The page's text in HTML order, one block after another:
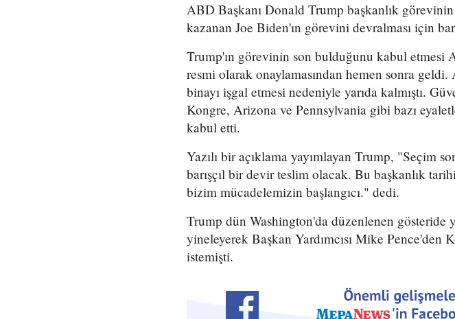
ABD Başkanı Donald Trump başkanlık
kazanan Joe Biden'ın görevini devralması için
Trump'ın görevinin son bulduğunu kabul
resmi olarak onaylamasından hemen sonra
binayı işgal etmesi nedeniyle yarıda kalmıştı.
Kongre, Arizona ve Pennsylvania gibi bazı
kabul etti.
Yazılı bir açıklama yayımlayan Trump, "Seçim
barışçıl bir devir teslim olacak. Bu başkanlık
bizim mücadelemizin başlangıcı." dedi.
Trump dün Washington'da düzenlenen gösteride
yineleyerek Başkan Yardımcısı Mike Pence'den
istemişti.